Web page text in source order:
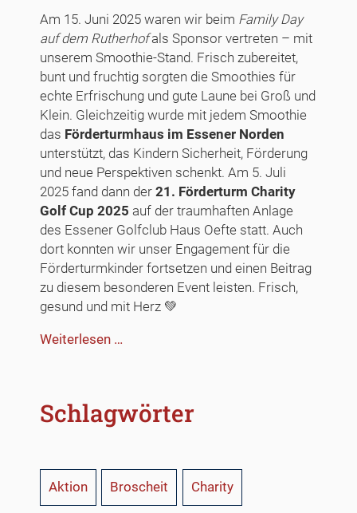
Am 15. Juni 2025 waren wir beim Family Day
auf dem Rutherhofals Sponsor vertreten – mit
unserem Smoothie-Stand. Frisch zubereitet,
bunt und fruchtig sorgten die Smoothies für
echte Erfrischung und gute Laune bei Groß und
Klein. Gleichzeitig wurde mit jedem Smoothie
das Förderturmhaus im Essener Norden
unterstützt, das Kindern Sicherheit, Förderung
und neue Perspektiven schenkt. Am 5. Juli
2025 fand dann der 21. Förderturm Charity
Golf Cup 2025 auf der traumhaften Anlage
des Essener Golfclub Haus Oefte statt. Auch
dort konnten wir unser Engagement für die
Förderturmkinder fortsetzen und einen Beitrag
zu diesem besonderen Event leisten. Frisch,
gesund und mit Herz 💚
Weiterlesen …Frisch
guten
Schlagwörter
Aktion Broscheit Charity